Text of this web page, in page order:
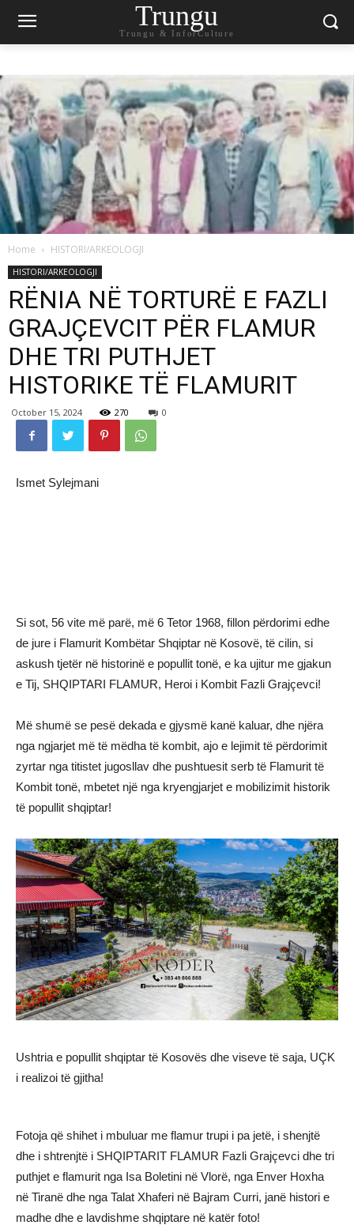
Trungu
Trungu & InforCulture
Home HISTORI/ARKEOLOGJI
HISTORI/ARKEOLOGJI
RËNIA NË TORTURË E FAZLI
GRAJÇEVCIT PËR FLAMUR
DHE TRI PUTHJET
HISTORIKE TË FLAMURIT
October 15, 2024 270 0
Ismet Sylejmani
Si sot, 56 vite më parë, më 6 Tetor 1968, fillon përdorimi edhe
de jure i Flamurit Kombëtar Shqiptar në Kosovë, të cilin, si
askush tjetër në historinë e popullit tonë, e ka ujitur me gjakun
e Tij, SHQIPTARI FLAMUR, Heroi i Kombit Fazli Grajçevci!
Më shumë se pesë dekada e gjysmë kanë kaluar, dhe njëra
nga ngjarjet më të mëdha të kombit, ajo e lejimit të përdorimit
zyrtar nga titistet jugosllav dhe pushtuesit serb të Flamurit të
Kombit tonë, mbetet një nga kryengjarjet e mobilizimit historik
të popullit shqiptar!
Ushtria e popullit shqiptar të Kosovës dhe viseve të saja, UÇK
i realizoi të gjitha!
Fotoja që shihet i mbuluar me flamur trupi i pa jetë, i shenjtë
dhe i shtrenjtë i SHQIPTARIT FLAMUR Fazli Grajçevci dhe tri
puthjet e flamurit nga Isa Boletini në Vlorë, nga Enver Hoxha
në Tiranë dhe nga Talat Xhaferi në Bajram Curri, janë histori e
madhe dhe e lavdishme shqiptare në katër foto!